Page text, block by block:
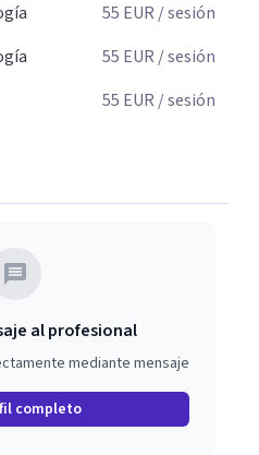
55 EUR / sesión
55 EUR / sesión
55 EUR / sesión
al profesional
mediante mensaje
completo